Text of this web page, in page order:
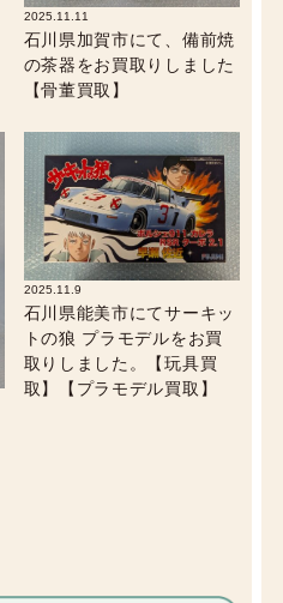
2025.11.11
石川県加賀市にて、備前焼
の茶器をお買取りしました
【骨董買取】
2025.11.9
石川県能美市にてサーキッ
トの狼 プラモデルをお買
取りしました。【玩具買
取】【プラモデル買取】